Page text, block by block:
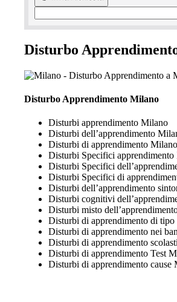
Disturbo
Disturbo Apprendimento Milano
Disturbi apprendimento Milano
Disturbi dell’apprendimento
Disturbi di apprendimento Milano
Disturbi Specifici
Disturbi Specifici
Disturbi Specifici di
Disturbi dell’apprendimento
Disturbi cognitivi
Disturbi misto
Disturbi di apprendimento di
Disturbi di apprendimento nei
Disturbi di apprendimento
Disturbi di apprendimento Test
Disturbi di apprendimento cause